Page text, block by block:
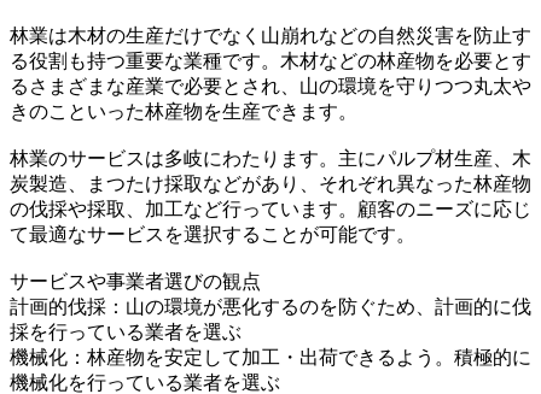
林業は木材の生産だけでなく山崩れなどの自然災害を防止す
る役割も持つ重要な業種です。木材などの林産物を必要とす
るさまざまな産業で必要とされ、山の環境を守りつつ丸太や
きのこといった林産物を生産できます。
林業のサービスは多岐にわたります。主にパルプ材生産、木
炭製造、まつたけ採取などがあり、それぞれ異なった林産物
の伐採や採取、加工など行っています。顧客のニーズに応じ
て最適なサービスを選択することが可能です。
サービスや事業者選びの観点
計画的伐採：山の環境が悪化するのを防ぐため、計画的に伐
採を行っている業者を選ぶ
機械化：林産物を安定して加工・出荷できるよう。積極的に
機械化を行っている業者を選ぶ